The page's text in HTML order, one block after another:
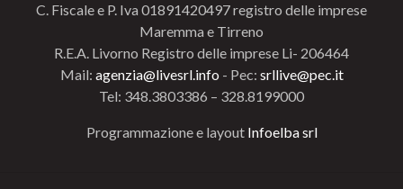
C. Fiscale e P. Iva 01891420497 registro delle imprese
Maremma e Tirreno
R.E.A. Livorno Registro delle imprese Li- 206464
Mail: agenzia@livesrl.info - Pec: srllive@pec.it
Tel: 348.3803386 – 328.8199000
Programmazione e layout Infoelba srl